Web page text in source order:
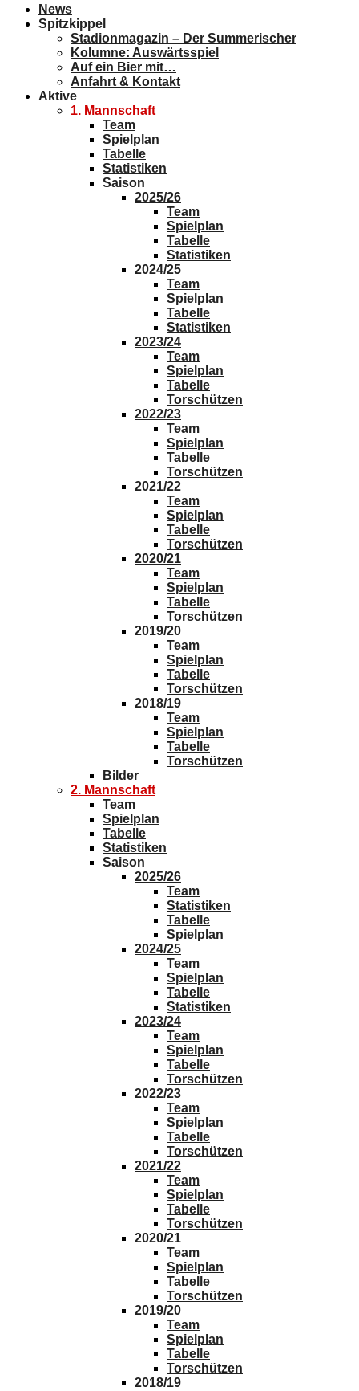
Auf ein Bier mit…
Anfahrt & Kontakt
Aktive
1. Mannschaft
Team
Spielplan
Statistiken
Saison
2025/26
Statistiken
2024/25
Team
Spielplan
Tabelle
Statistiken
2023/24
Team
Spielplan
Tabelle
Torschützen
2022/23
Team
Spielplan
Tabelle
Torschützen
2021/22
Team
Spielplan
Tabelle
Torschützen
2020/21
Team
Spielplan
Tabelle
Torschützen
2019/20
Team
Spielplan
Tabelle
Torschützen
2018/19
Team
Spielplan
Tabelle
Torschützen
2. Mannschaft
Spielplan
Tabelle
Statistiken
Saison
2025/26
Spielplan
2024/25
Team
Spielplan
Tabelle
Statistiken
2023/24
Team
Spielplan
Tabelle
Torschützen
2022/23
Team
Spielplan
Tabelle
Torschützen
2021/22
Team
Spielplan
Tabelle
Torschützen
2020/21
Team
Spielplan
Tabelle
Torschützen
2019/20
Team
Spielplan
Tabelle
Torschützen
2018/19
Team
Spielplan
Tabelle
Torschützen